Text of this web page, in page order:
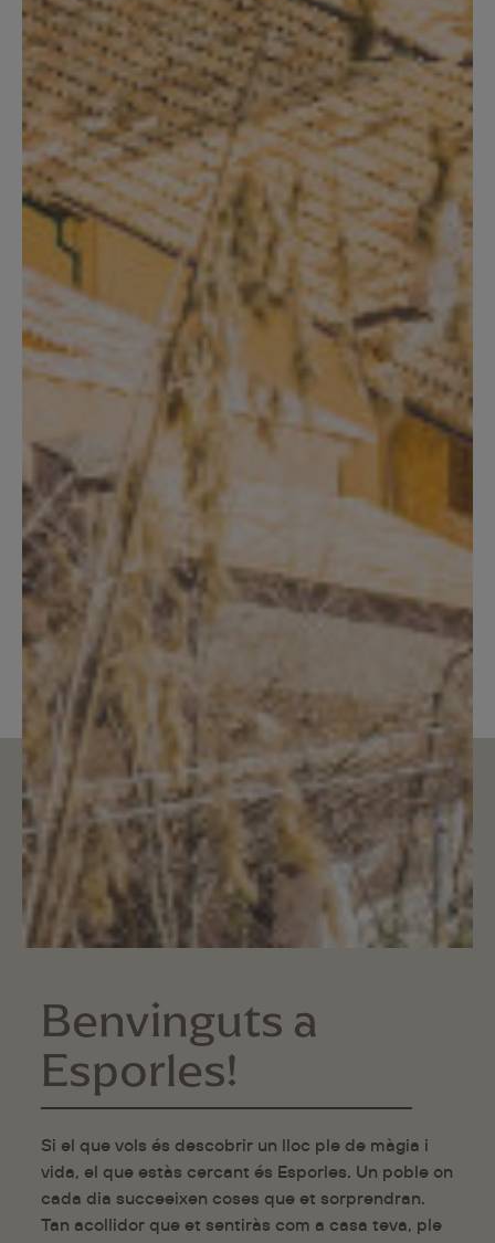
Benvinguts a
Esporles!
Si el que vols és descobrir un lloc ple de màgia i
vida, el que estàs cercant és Esporles. Un poble on
cada dia succeeixen coses que et sorprendran.
Tan acollidor que et sentiràs com a casa teva, ple